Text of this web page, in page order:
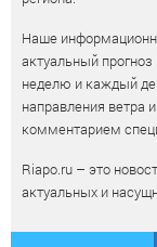
Наше
актуальный
неделю и каждый
направления ветра
комментарием
Riapo.ru – это
актуальных и